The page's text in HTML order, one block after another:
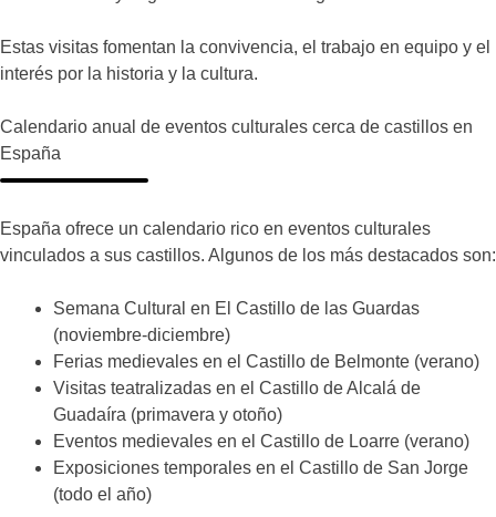
Estas visitas fomentan la convivencia, el trabajo en equipo y el
interés por la historia y la cultura.
Calendario anual de eventos culturales cerca de castillos en
España
España ofrece un calendario rico en eventos culturales
vinculados a sus castillos. Algunos de los más destacados son:
Semana Cultural en El Castillo de las Guardas
(noviembre-diciembre)
Ferias medievales en el Castillo de Belmonte (verano)
Visitas teatralizadas en el Castillo de Alcalá de
Guadaíra (primavera y otoño)
Eventos medievales en el Castillo de Loarre (verano)
Exposiciones temporales en el Castillo de San Jorge
(todo el año)